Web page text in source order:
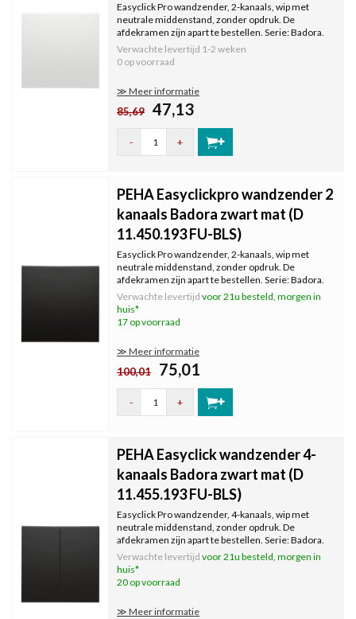
Easyclick Pro wandzender, 2-kanaals, wip met
neutrale middenstand, zonder opdruk. De
afdekramen zijn apart te bestellen. Serie: Badora.
Kleur: levend wit, RAL9010.
Verwachte levertijd 1-2 weken
0 op voorraad
≫ Meer informatie
85,69 47,13
- +
PEHA Easyclickpro wandzender 2
kanaals Badora zwart mat (D
11.450.193 FU-BLS)
Easyclick Pro wandzender, 2-kanaals, wip met
neutrale middenstand, zonder opdruk. De
afdekramen zijn apart te bestellen. Serie: Badora.
Kleur: zwart mat.
Verwachte levertijd voor 21u besteld, morgen in
huis*
17 op voorraad
≫ Meer informatie
100,01 75,01
- +
PEHA Easyclick wandzender 4-
kanaals Badora zwart mat (D
11.455.193 FU-BLS)
Easyclick Pro wandzender, 4-kanaals, wip met
neutrale middenstand, zonder opdruk. De
afdekramen zijn apart te bestellen. Serie: Badora.
Kleur: zwart mat.
Verwachte levertijd voor 21u besteld, morgen in
huis*
20 op voorraad
≫ Meer informatie